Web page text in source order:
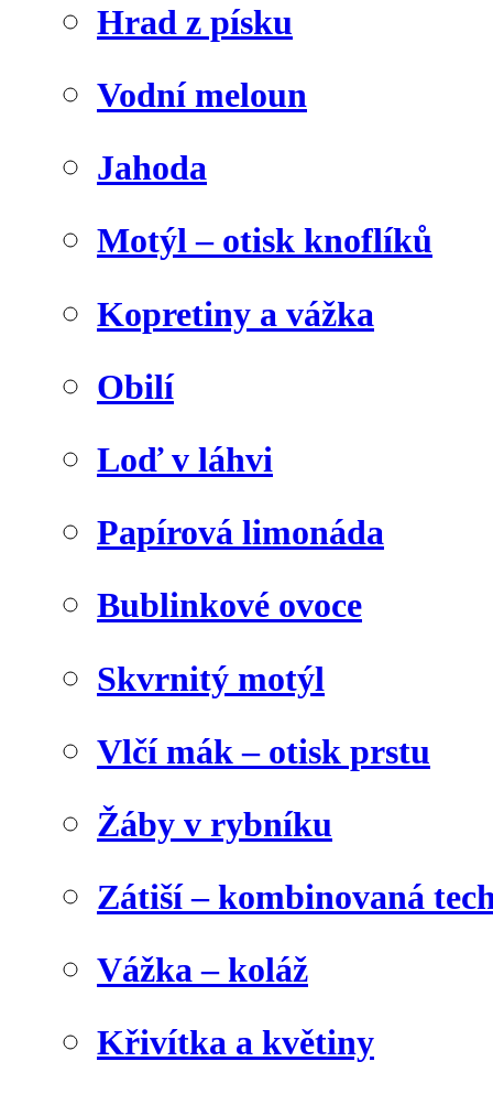
Hrad z písku
Vodní meloun
Jahoda
Motýl – otisk knoflíků
Kopretiny a vážka
Obilí
Loď v láhvi
Papírová limonáda
Bublinkové ovoce
Skvrnitý motýl
Vlčí mák – otisk prstu
Žáby v rybníku
Zátiší – kombinovaná
Vážka – koláž
Křivítka a květiny